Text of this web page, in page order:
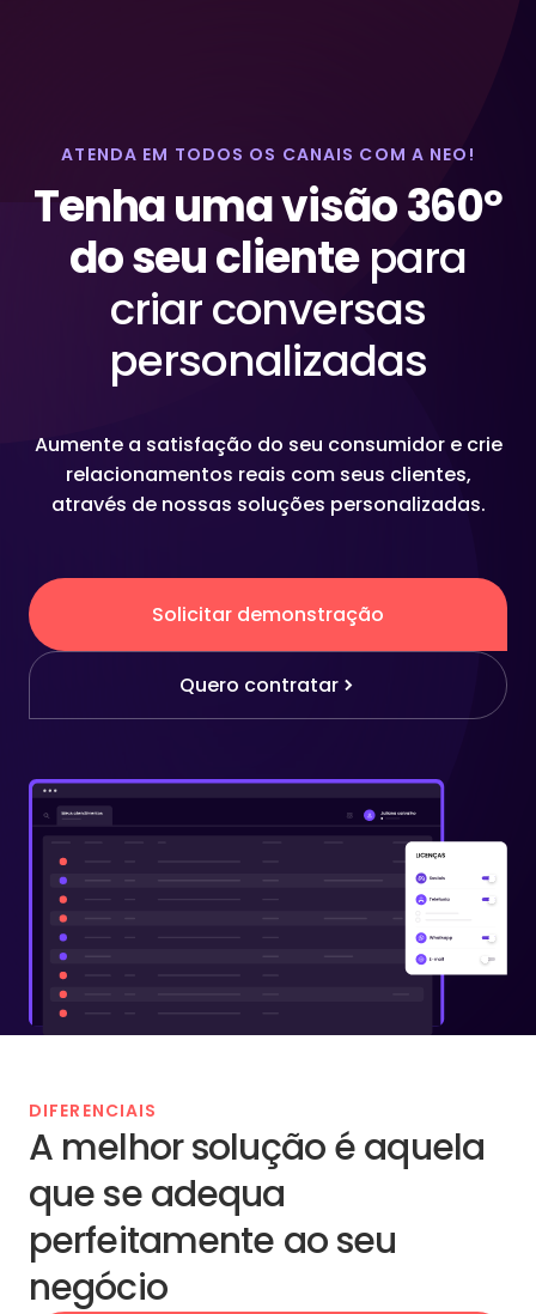
ATENDA EM TODOS OS CANAIS COM A NEO!
Tenha uma visão 360º
do seu clientepara
criar conversas
personalizadas
Aumente a satisfação do seu consumidor e crie
relacionamentos reais com seus clientes,
através de nossas soluções personalizadas.
Solicitar demonstração
Quero contratar
DIFERENCIAIS
A melhor solução é aquela
que se adequa
perfeitamente ao seu
negócio